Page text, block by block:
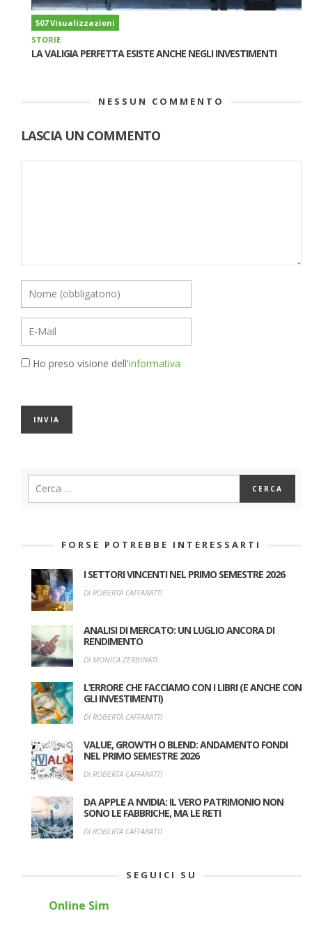
507 Visualizzazioni
STORIE
LA VALIGIA PERFETTA ESISTE ANCHE NEGLI INVESTIMENTI
NESSUN COMMENTO
LASCIA UN COMMENTO
Ho preso visione dell'informativa
FORSE POTREBBE INTERESSARTI
I SETTORI VINCENTI NEL PRIMO SEMESTRE 2026
DI ROBERTA CAFFARATTI
ANALISI DI MERCATO: UN LUGLIO ANCORA DI
RENDIMENTO
DI MONICA ZERBINATI
L’ERRORE CHE FACCIAMO CON I LIBRI (E ANCHE CON
GLI INVESTIMENTI)
DI ROBERTA CAFFARATTI
VALUE, GROWTH O BLEND: ANDAMENTO FONDI
NEL PRIMO SEMESTRE 2026
DI ROBERTA CAFFARATTI
DA APPLE A NVIDIA: IL VERO PATRIMONIO NON
SONO LE FABBRICHE, MA LE RETI
DI ROBERTA CAFFARATTI
SEGUICI SU
Online Sim